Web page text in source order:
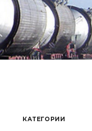
КАТЕГОРИИ